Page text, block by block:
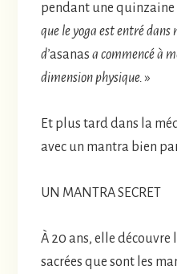
pendant une quinzaine
que le yoga est entré dans
d’asanas a commencé à
dimension physique.»
Et plus tard dans la
avec un mantra bien
UN MANTRA SECRET
À 20 ans, elle découvre
sacrées que sont les